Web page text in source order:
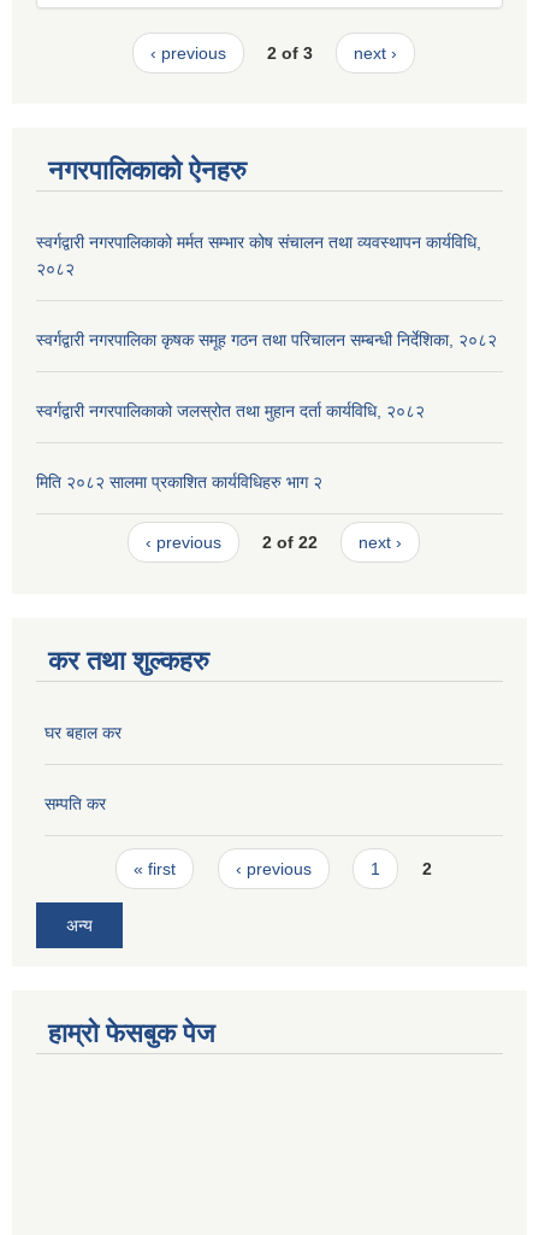
‹ previous 2 of 3 next ›
नगरपालिकाको ऐनहरु
स्वर्गद्वारी नगरपालिकाको मर्मत सम्भार कोष संचालन तथा व्यवस्थापन कार्यविधि,
२०८२
स्वर्गद्वारी नगरपालिका कृषक समूह गठन तथा परिचालन सम्बन्धी निर्देशिका, २०८२
स्वर्गद्वारी नगरपालिकाको जलस्रोत तथा मुहान दर्ता कार्यविधि, २०८२
मिति २०८२ सालमा प्रकाशित कार्यविधिहरु भाग २
‹ previous 2 of 22 next ›
कर तथा शुल्कहरु
घर बहाल कर
सम्पति कर
Pages« first ‹ previous 1 2
अन्य
हाम्रो फेसबुक पेज